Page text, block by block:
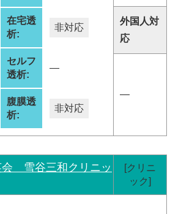
在宅透
析:
非対応
セルフ
透析:
―
腹膜透
析:
非対応
外国人対
応
―
雪谷三和クリニッ
[クリニ
ック]